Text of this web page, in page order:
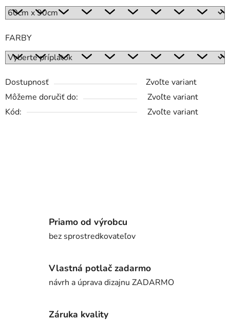
FARBY
Dostupnosť
Zvoľte variant
Môžeme doručiť do:
Zvoľte variant
Kód:
Zvoľte variant
Priamo od výrobcu
bez sprostredkovateľov
Vlastná potlač zadarmo
návrh a úprava dizajnu ZADARMO
Záruka kvality